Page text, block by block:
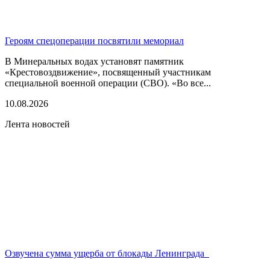
Героям спецоперации посвятили мемориал
В Минеральных водах установят памятник
«Крестовоздвижение», посвященный участникам
специальной военной операции (СВО). «Во все...
10.08.2026
Лента новостей
Озвучена сумма ущерба от блокады Ленинграда